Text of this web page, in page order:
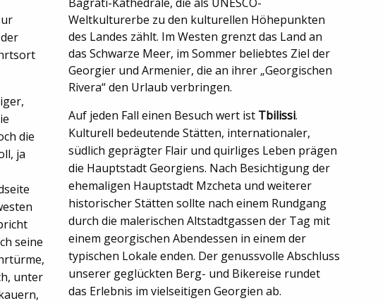
die
ja
seine
unter
Weltkulturerbe zu den kulturellen Höhepunkten
des Landes zählt. Im Westen grenzt das Land an
das Schwarze Meer, im Sommer beliebtes Ziel der
Georgier und Armenier, die an ihrer „Georgischen
Rivera“ den Urlaub verbringen.
Auf jeden Fall einen Besuch wert ist Tbilissi.
Kulturell bedeutende Stätten, internationaler,
südlich geprägter Flair und quirliges Leben prägen
die Hauptstadt Georgiens. Nach Besichtigung der
ehemaligen Hauptstadt Mzcheta und weiterer
historischer Stätten sollte nach einem Rundgang
durch die malerischen Altstadtgassen der Tag mit
einem georgischen Abendessen in einem der
typischen Lokale enden. Der genussvolle Abschluss
unserer geglückten Berg- und Bikereise rundet
das Erlebnis im vielseitigen Georgien ab.